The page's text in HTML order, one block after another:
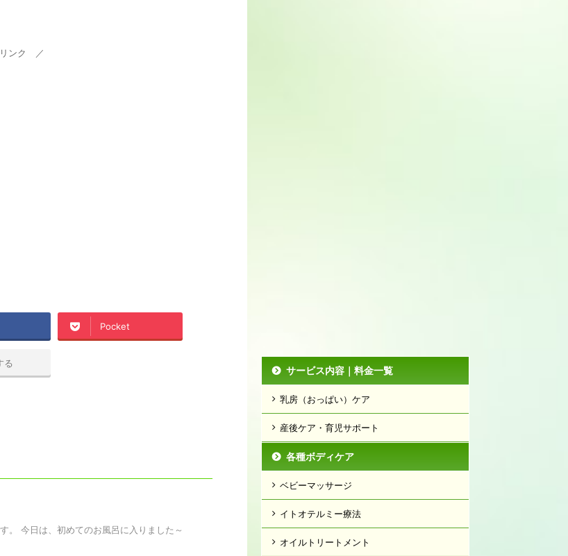
ンク ／
Pocket
る
。 今日は、初めてのお風呂に入りました～
サービス内容｜料金一覧
乳房（おっぱい）ケア
産後ケア・育児サポート
各種ボディケア
ベビーマッサージ
イトオテルミー療法
オイルトリートメント